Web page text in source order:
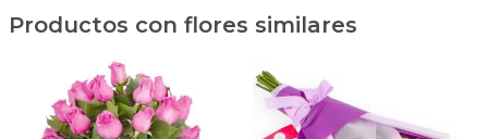
Productos con flores similares